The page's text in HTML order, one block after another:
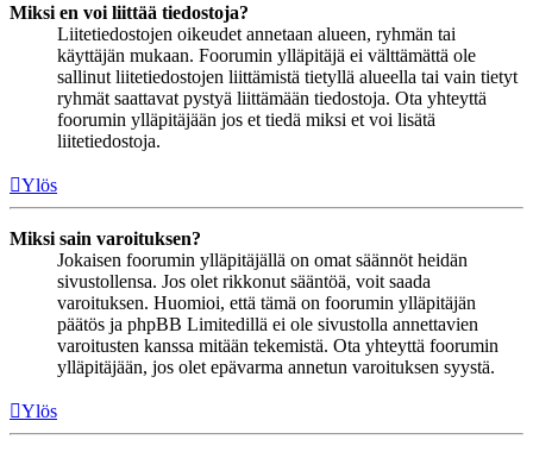
Miksi en voi liittää tiedostoja?
Liitetiedostojen oikeudet annetaan alueen, ryhmän tai
käyttäjän mukaan. Foorumin ylläpitäjä ei välttämättä ole
sallinut liitetiedostojen liittämistä tietyllä alueella tai vain tietyt
ryhmät saattavat pystyä liittämään tiedostoja. Ota yhteyttä
foorumin ylläpitäjään jos et tiedä miksi et voi lisätä
liitetiedostoja.
Ylös
Miksi sain varoituksen?
Jokaisen foorumin ylläpitäjällä on omat säännöt heidän
sivustollensa. Jos olet rikkonut sääntöä, voit saada
varoituksen. Huomioi, että tämä on foorumin ylläpitäjän
päätös ja phpBB Limitedillä ei ole sivustolla annettavien
varoitusten kanssa mitään tekemistä. Ota yhteyttä foorumin
ylläpitäjään, jos olet epävarma annetun varoituksen syystä.
Ylös